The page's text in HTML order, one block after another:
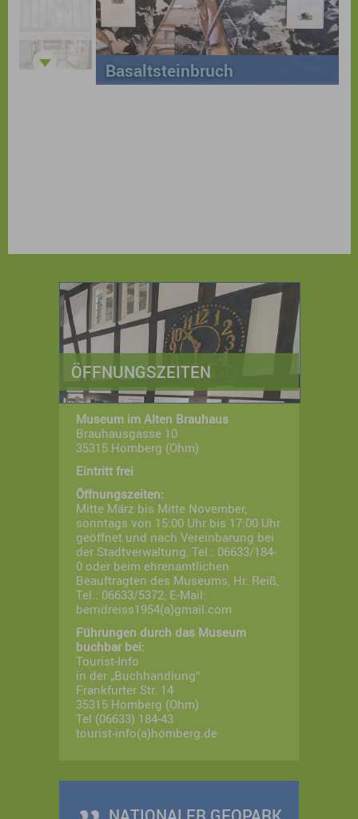
Basaltsteinbruch
ÖFFNUNGSZEITEN
Museum im Alten Brauhaus
Brauhausgasse 10
35315 Homberg (Ohm)
Eintritt frei
Öffnungszeiten:
Mitte März bis Mitte November,
sonntags von 15:00 Uhr bis 17:00 Uhr
geöffnet und nach Vereinbarung bei
der Stadtverwaltung, Tel.: 06633/184-
0 oder beim ehrenamtlichen
Beauftragten des Museums, Hr. Reiß,
Tel.: 06633/5372, E-Mail:
berndreiss1954(a)gmail.com
Führungen durch das Museum
buchbar bei:
Tourist-Info
in der „Buchhandlung“
Frankfurter Str. 14
35315 Homberg (Ohm)
Tel (06633) 184-43
tourist-info(a)homberg.de